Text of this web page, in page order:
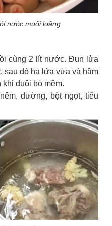
nước muối loãng
cùng 2 lít nước. Đun lửa
sau đó hạ lửa vừa và hầm
khi đuôi bò mềm.
đường, bột ngọt, tiêu